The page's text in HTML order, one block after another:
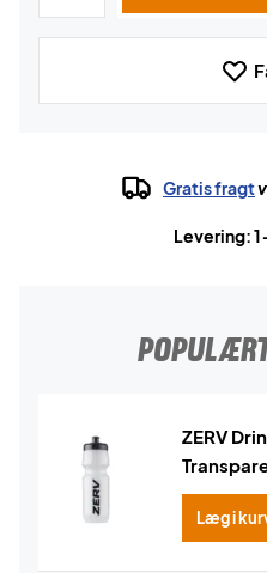
Gratis fragt
Levering:
ZERV
Læg i